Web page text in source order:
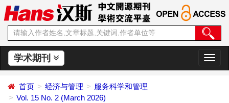
学术期刊
切
换
首页 经济与管理
服务科学和管理
Vol. 15 No. 2 (March 2026)